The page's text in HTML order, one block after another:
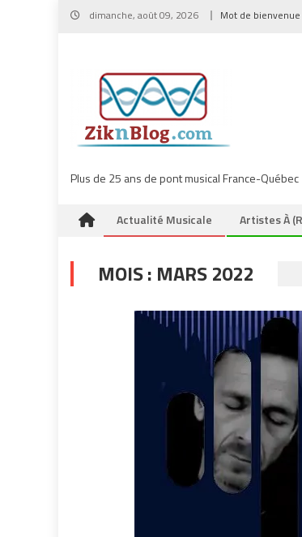
Skip
dimanche, août 09, 2026 Mot de bienvenue
Plus de 25 ans de pont musical France-Québec
Actualité Musicale Artistes À
MOIS : MARS 2022